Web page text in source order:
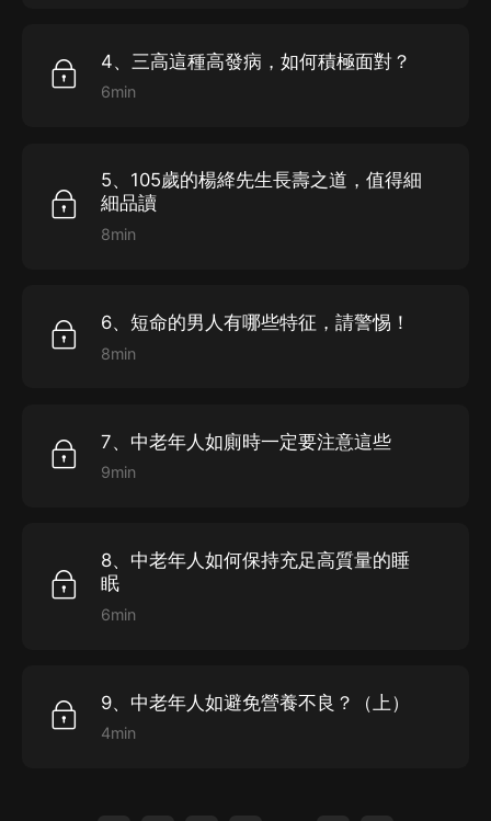
4、三高這種高發病，如何積極面對？
6min
5、105歲的楊絳先生長壽之道，值得細
細品讀
8min
6、短命的男人有哪些特征，請警惕！
8min
7、中老年人如廁時一定要注意這些
9min
8、中老年人如何保持充足高質量的睡
眠
6min
9、中老年人如避免營養不良？（上）
4min